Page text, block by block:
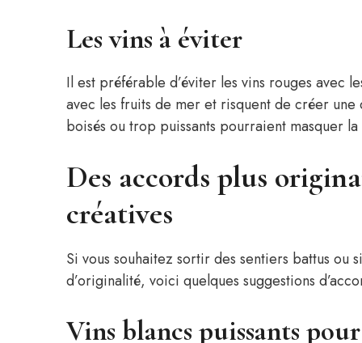
Les vins à éviter
Il est préférable d’éviter les vins rouges avec
avec les fruits de mer et risquent de créer
boisés ou trop puissants pourraient masquer
Des accords plus
créatives
Si vous souhaitez sortir des sentiers battus ou
d’originalité, voici quelques suggestions
Vins blancs puissants